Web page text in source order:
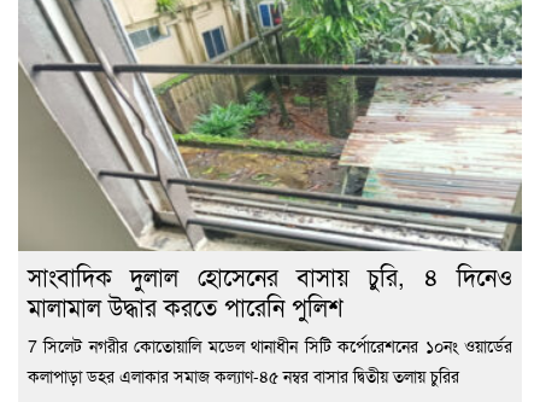
সাংবাদিক দুলাল হোসেনের বাসায় চুরি, ৪ দিনেও
মালামাল উদ্ধার করতে পারেনি পুলিশ
7 সিলেট নগরীর কোতোয়ালি মডেল থানাধীন সিটি কর্পোরেশনের ১০নং ওয়ার্ডের
কলাপাড়া ডহর এলাকার সমাজ কল্যাণ-৪৫ নম্বর বাসার দ্বিতীয় তলায় চুরির